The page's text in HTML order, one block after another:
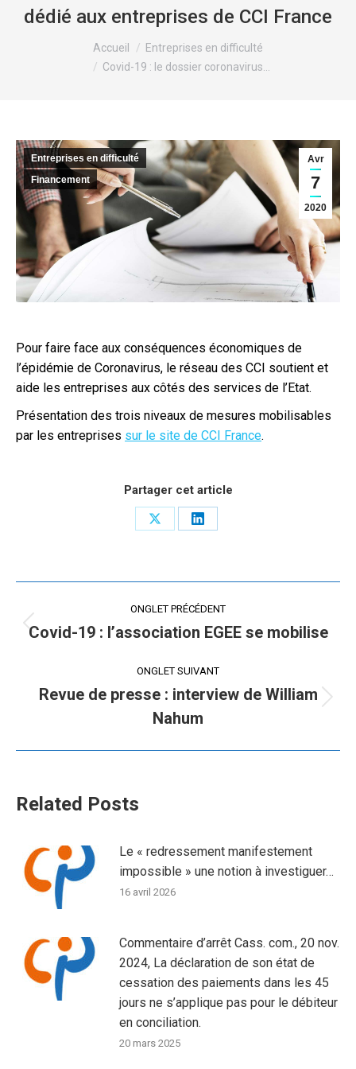
dédié aux entreprises de CCI France
Accueil
Entreprises en difficulté
Covid-19 : le dossier coronavirus…
Avr
7
2020
Entreprises en difficulté
Financement
Pour faire face aux conséquences économiques de
l’épidémie de Coronavirus, le réseau des CCI soutient et
aide les entreprises aux côtés des services de l’Etat.
Présentation des trois niveaux de mesures mobilisables
par les entreprises sur le site de CCI France.
Partager cet article
Share
Share
Navigation
de
commentaire
ONGLET PRÉCÉDENT
Onglet
Covid-19 : l’association EGEE se mobilise
ONGLET SUIVANT
suivant
Revue de presse : interview de William
Nahum
Related Posts
Le « redressement manifestement
impossible » une notion à investiguer…
16 avril 2026
Commentaire d’arrêt Cass. com., 20 nov.
2024, La déclaration de son état de
cessation des paiements dans les 45
jours ne s’applique pas pour le débiteur
en conciliation.
20 mars 2025